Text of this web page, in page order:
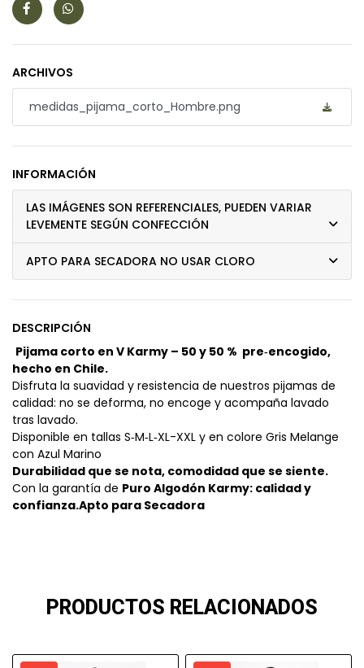
ARCHIVOS
medidas_pijama_corto_Hombre.png
INFORMACIÓN
LAS IMÁGENES SON REFERENCIALES, PUEDEN VARIAR
LEVEMENTE SEGÚN CONFECCIÓN
APTO PARA SECADORA NO USAR CLORO
DESCRIPCIÓN
Pijama corto en V Karmy – 50 y 50 % pre‑encogido,
hecho en Chile.
Disfruta la suavidad y resistencia de nuestros pijamas de
calidad: no se deforma, no encoge y acompaña lavado
tras lavado.
Disponible en tallas S‑M‑L‑XL-XXL y en colore Gris Melange
con Azul Marino
Durabilidad que se nota, comodidad que se siente.
Con la garantía de Puro Algodón Karmy: calidad y
confianza.Apto para Secadora
PRODUCTOS RELACIONADOS